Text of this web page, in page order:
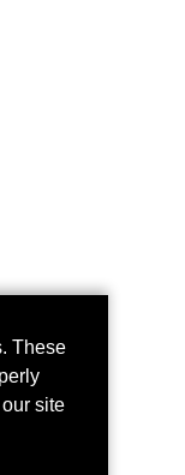
These
site